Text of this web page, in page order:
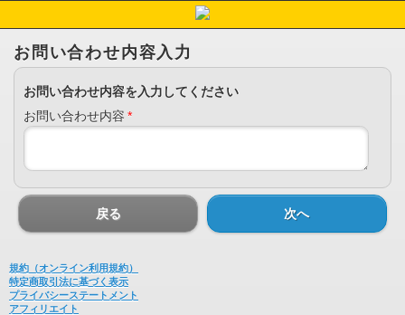
お問い合わせ内容入力
お問い合わせ内容を入力してください
お問い合わせ内容 *
戻る 次へ
規約（オンライン利用規約）
特定商取引法に基づく表示
プライバシーステートメント
アフィリエイト